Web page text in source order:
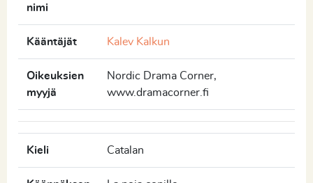
nimi
Kääntäjät Kalev Kalkun
Oikeuksien
myyjä
Nordic Drama Corner,
www.dramacorner.fi
Kieli Catalan